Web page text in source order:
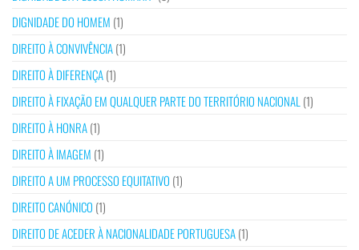
DIGNIDADE DO HOMEM (1)
DIREITO À CONVIVÊNCIA(1)
DIREITO À DIFERENÇA(1)
DIREITO À FIXAÇÃO EM QUALQUER PARTE DO TERRITÓRIO NACIONAL (1)
DIREITO À HONRA(1)
DIREITO À IMAGEM (1)
DIREITO A UM PROCESSO EQUITATIVO (1)
DIREITO CANÓNICO (1)
DIREITO DE ACEDER À NACIONALIDADE PORTUGUESA(1)